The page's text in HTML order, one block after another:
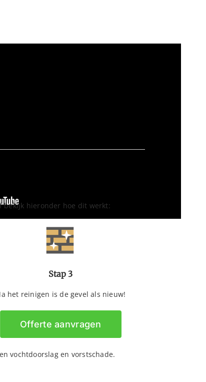
bekijk hieronder hoe dit werkt:
Stap 3
het reinigen is de gevel als nieuw!
Offerte aanvragen
vochtdoorslag en vorstschade.